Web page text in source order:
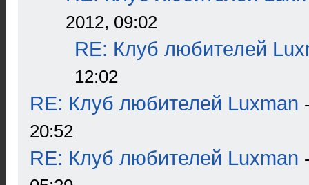
2012, 09:02
RE: Клуб любителей
12:02
RE: Клуб любителей Luxman
20:52
RE: Клуб любителей Luxman